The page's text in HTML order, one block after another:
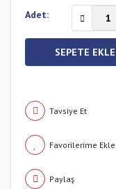
Adet:
SEPETE EKLE
Tavsiye Et
Paylaş